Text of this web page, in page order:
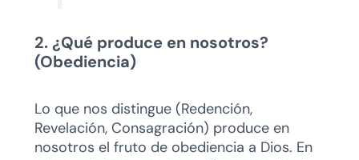
2. ¿Qué produce en nosotros?
(Obediencia)
Lo que nos distingue (Redención,
Revelación, Consagración) produce en
nosotros el fruto de obediencia a Dios. En